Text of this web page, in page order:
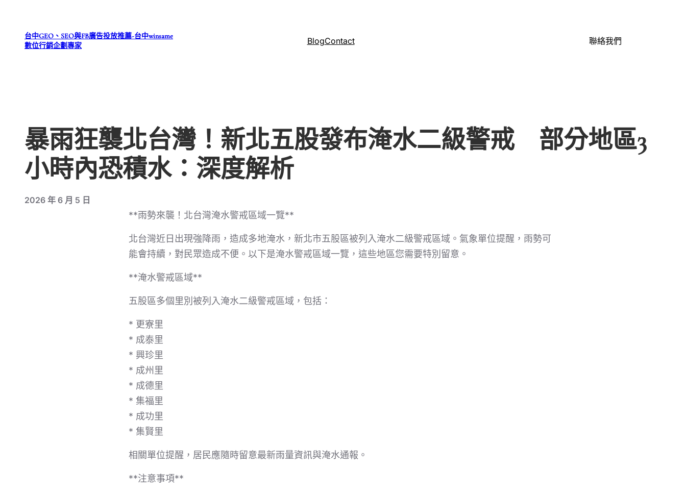
台中GEO、SEO與FB廣告投放推薦-台中winsame
數位行銷企劃專家
BlogContact 聯絡我們
暴雨狂襲北台灣！新北五股發布淹水二級警戒 部分地區3
小時內恐積水：深度解析
2026 年 6 月 5 日
**雨勢來襲！北台灣淹水警戒區域一覽**
北台灣近日出現強降雨，造成多地淹水，新北市五股區被列入淹水二級警戒區域。氣象單位提醒，雨勢可
能會持續，對民眾造成不便。以下是淹水警戒區域一覽，這些地區您需要特別留意。
**淹水警戒區域**
五股區多個里別被列入淹水二級警戒區域，包括：
* 更寮里
* 成泰里
* 興珍里
* 成州里
* 成德里
* 集福里
* 成功里
* 集賢里
相關單位提醒，居民應隨時留意最新雨量資訊與淹水通報。
**注意事項**